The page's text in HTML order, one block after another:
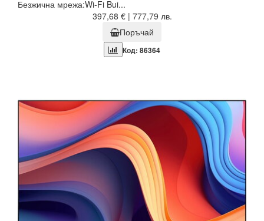
Безжична мрежа:Wi-Fi Bui...
397,68 € | 777,79 лв.
Поръчай
Код: 86364